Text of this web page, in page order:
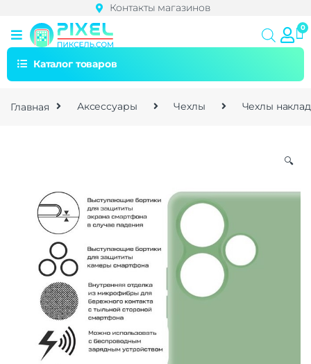
Контакты магазинов
Каталог товаров
Главная Аксессуары Чехлы Чехлы
🔍